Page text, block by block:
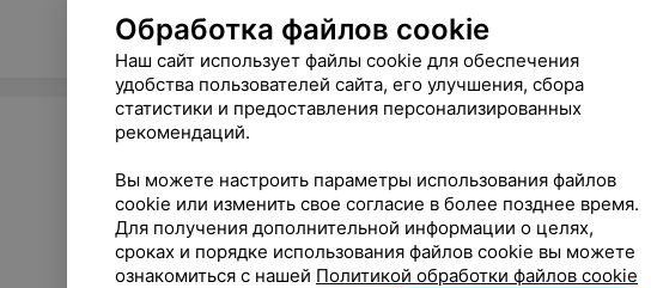
Обработка файлов cookie
Наш сайт использует файлы cookie для обеспечения
удобства пользователей сайта, его улучшения, сбора
статистики и предоставления персонализированных
рекомендаций.
Вы можете настроить параметры использования файлов
cookie или изменить свое согласие в более позднее время.
Для получения дополнительной информации о целях,
сроках и порядке использования файлов cookie вы можете
ознакомиться с нашей Политикой обработки файлов cookie